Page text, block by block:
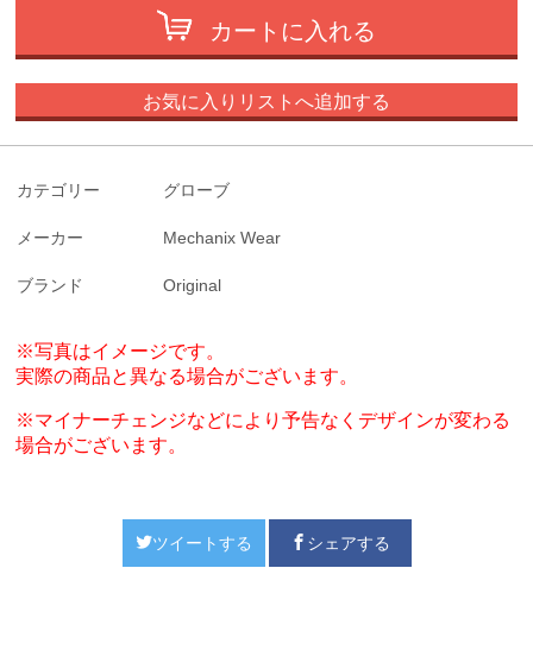
カートに入れる
お気に入りリストへ追加する
カテゴリー グローブ
メーカー Mechanix Wear
ブランド Original
※写真はイメージです。
実際の商品と異なる場合がございます。
※マイナーチェンジなどにより予告なくデザインが変わる
場合がございます。
ツイートする シェアする